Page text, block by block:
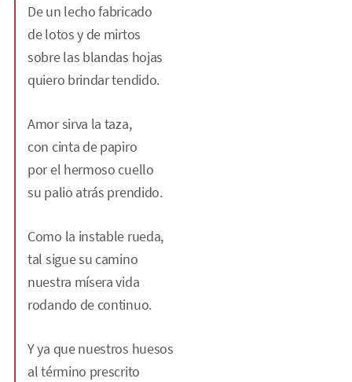
De un lecho fabricado
de lotos y de mirtos
sobre las blandas hojas
quiero brindar tendido.
Amor sirva la taza,
con cinta de papiro
por el hermoso cuello
su palio atrás prendido.
Como la instable rueda,
tal sigue su camino
nuestra mísera vida
rodando de continuo.
Y ya que nuestros huesos
al término prescrito